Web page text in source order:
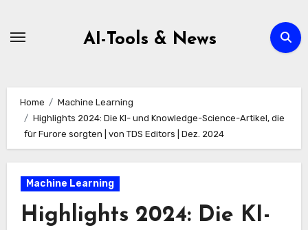
AI-Tools & News
Home
Machine Learning
Highlights 2024: Die KI- und Knowledge-Science-Artikel, die
für Furore sorgten | von TDS Editors | Dez. 2024
Machine Learning
Highlights 2024: Die KI-